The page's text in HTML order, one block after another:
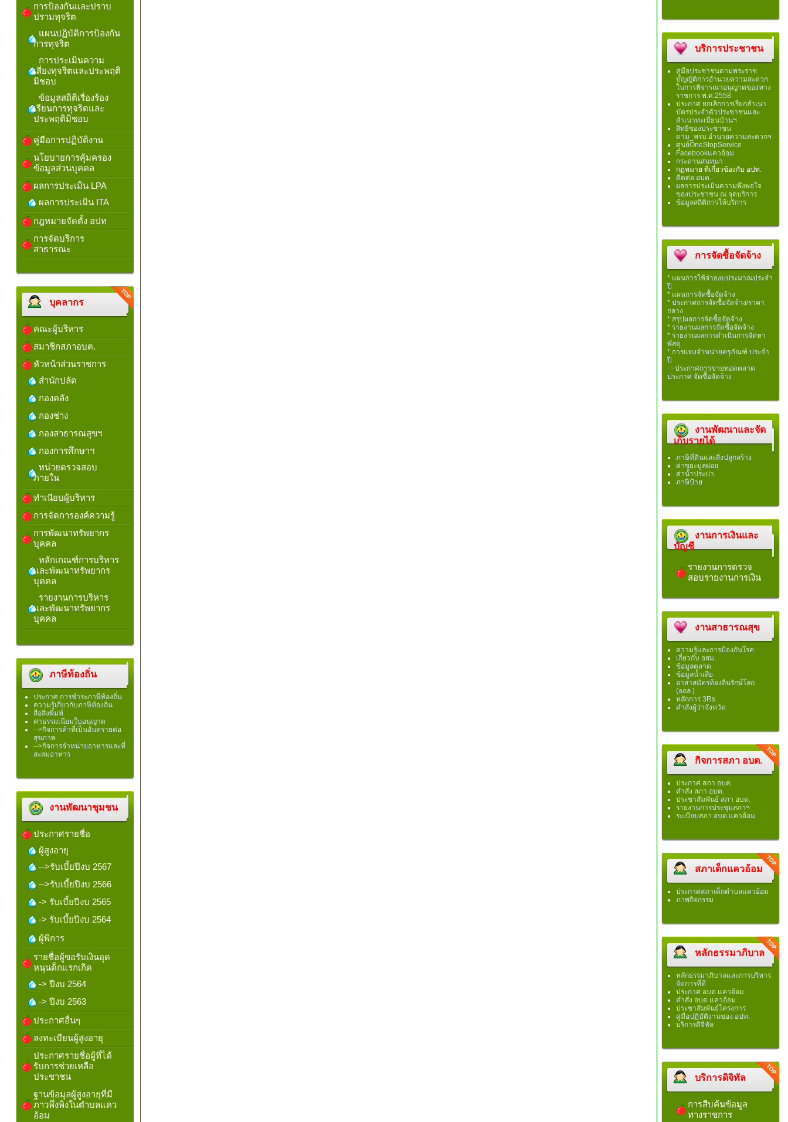
การป้องกันและปราบ
ปรามทุจริต
แผนปฏิบัติการป้องกัน
การทุจริต
การประเมินความ
เสี่ยงทุจริตและประพฤติ
มิชอบ
ข้อมูลสถิติเรื่องร้อง
เรียนการทุจริตและ
ประพฤติมิชอบ
คู่มือการปฏิบัติงาน
นโยบายการคุ้มครอง
ข้อมูลส่วนบุคคล
ผลการประเมิน LPA
ผลการประเมิน ITA
กฎหมายจัดตั้ง อปท
การจัดบริการ
สาธารณะ
บุคลากร
คณะผู้บริหาร
สมาชิกสภาอบต.
หัวหน้าส่วนราชการ
สำนักปลัด
กองคลัง
กองช่าง
กองสาธารณสุขฯ
กองการศึกษาฯ
หน่วยตรวจสอบ
ภายใน
ทำเนียบผู้บริหาร
การจัดการองค์ความรู้
การพัฒนาทรัพยากร
บุคคล
หลักเกณฑ์การบริหาร
และพัฒนาทรัพยากร
บุคคล
รายงานการบริหาร
และพัฒนาทรัพยากร
บุคคล
ภาษีท้องถิ่น
ประกาศ การชำระภาษีท้องถิ่น
ความรู้เกี่ยวกับภาษีท้องถิ่น
สื่อสิ่งพิมพ์
ค่าธรรมเนียมใบอนุญาต
-->กิจการค้าที่เป็นอันตรายต่อ
สุขภาพ
-->กิจการจำหน่ายอาหารและที่
สะสมอาหาร
งานพัฒนาชุมชน
ประกาศรายชื่อ
ผู้สูงอายุ
-->รับเบี้ยปีงบ 2567
-->รับเบี้ยปีงบ 2566
-> รับเบี้ยปีงบ 2565
-> รับเบี้ยปีงบ 2564
ผู้พิการ
รายชื่อผู้ขอรับเงินอุด
หนุนด็กแรกเกิด
-> ปีงบ 2564
-> ปีงบ 2563
ประกาศอื่นๆ
ลงทะเบียนผู้สูงอายุ
ประกาศรายชื่อผู้ที่ได้
รับการช่วยเหลือ
ประชาชน
ฐานข้อมุลผู้สูงอายุที่มี
ภาวพึ่งพิงในตำบลแคว
อ้อม
บริการประชาชน
คู่มือประชาชนตามพระราช
บัญญัติการอำนวยความสะดวก
ในการพิจารณาอนุญาตของทาง
ราชการ พ.ศ.2558
ประกาศ ยกเลิกการเรียกสำเนา
บัตรประจำตัวประชาชนและ
สำเนาทะเบียนบ้านฯ
สิทธิของประชาชน
ตาม_พรบ.อำนวยความสะดวกฯ
ศูนย์OneStopService
Facebookแควอ้อม
กระดานสนทนา
กฏหมาย ที่เกี่ยวข้องกับ อปท.
ติดต่อ อบต.
ผลการประเมินความพึงพอใจ
ของประชาชน ณ จุดบริการ
ข้อมูลสถิติการให้บริการ
การจัดซื้อจัดจ้าง
* แผนการใช้จ่ายงบประมาณประจำ
ปี
* แผนการจัดซื้อจัดจ้าง
* ประกาศการจัดซื้อจัดจ้าง/ราคา
กลาง
* สรุปผลการจัดซื้อจัดจ้าง
* รายงานผลการจัดซื้อจัดจ้าง
* รายงานผลการดำเนินการจัดหา
พัสดุ
* การแทงจำหน่ายครุภัณฑ์ ประจำ
ปี
ประกาศการขายทอดตลาด
ประกาศ จัดซื้อจัดจ้าง
งานพัฒนาและจัด
เก็บรายได้
ภาษีที่ดินและสิ่งปลูกสร้าง
ค่าขยะมูลฝอย
ค่าน้ำประปา
ภาษีป้าย
งานการเงินและ
บัญชี
รายงานการตรวจ
สอบรายงานการเงิน
งานสาธารณสุข
ความรู้และการป้องกันโรค
เกี่ยวกับ อสม.
ข้อมูลตลาด
ข้อมูลน้ำเสีย
อาสาสมัครท้องถิ่นรักษ์โลก
(อถล.)
หลักการ 3Rs
คำสั่งผู้ว่าจังหวัด
กิจการสภา อบต.
ประกาศ สภา อบต.
คำสั่ง สภา อบต.
ประชาสัมพันธ์ สภา อบต.
รายงานการประชุมสภาฯ
ระเบียบสภา อบต.แควอ้อม
สภาเด็กแควอ้อม
ประกาศสภาเด็กตำบลแควอ้อม
ภาพกิจกรรม
หลักธรรมาภิบาล
หลักธรรมาภิบาลและการบริหาร
จัดการที่ดี
ประกาศ อบต.แควอ้อม
คำสั่ง อบต.แควอ้อม
ประชาสัมพันธ์โครงการ
คู่มือปฏิบัติงานของ อปท.
บริการดิจิทัล
บริการดิจิทัล
การสืบค้นข้อมูล
ทางราชการ